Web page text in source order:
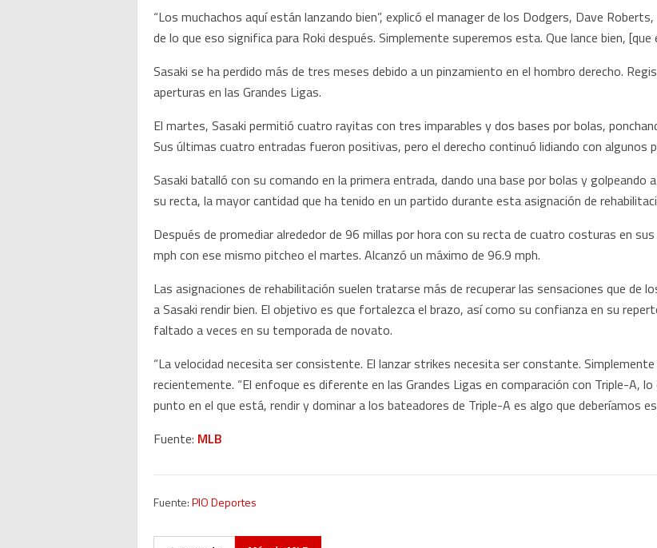
“Los muchachos aquí están lanzando bien”, explicó el manager de los Dodgers, Dave
de lo que eso significa para Roki después. Simplemente superemos esta. Que lance bien,
Sasaki se ha perdido más de tres meses debido a un pinzamiento en el hombro derecho.
aperturas en las Grandes Ligas.
El martes, Sasaki permitió cuatro rayitas con tres imparables y dos bases por bolas,
Sus últimas cuatro entradas fueron positivas, pero el derecho continuó lidiando con algunos
Sasaki batalló con su comando en la primera entrada, dando una base por bolas y
su recta, la mayor cantidad que ha tenido en un partido durante esta asignación de
Después de promediar alrededor de 96 millas por hora con su recta de cuatro costuras en
mph con ese mismo pitcheo el martes. Alcanzó un máximo de 96.9 mph.
Las asignaciones de rehabilitación suelen tratarse más de recuperar las sensaciones que de
a Sasaki rendir bien. El objetivo es que fortalezca el brazo, así como su confianza en su
faltado a veces en su temporada de novato.
“La velocidad necesita ser consistente. El lanzar strikes necesita ser constante.
recientemente. “El enfoque es diferente en las Grandes Ligas en comparación con Triple-A,
punto en el que está, rendir y dominar a los bateadores de Triple-A es algo que deberíamos
Fuente: MLB
Fuente:PIO Deportes